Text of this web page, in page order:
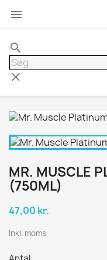

search
clear
MR. MUSCLE
(750ML)
47,00 kr.
Inkl. moms